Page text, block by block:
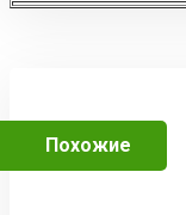
Похожие